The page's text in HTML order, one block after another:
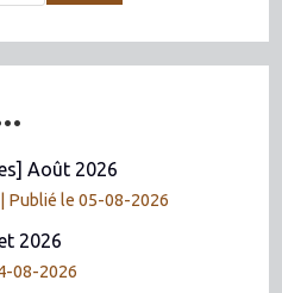
Août 2026
Publié le 05-08-2026
2026
08-2026